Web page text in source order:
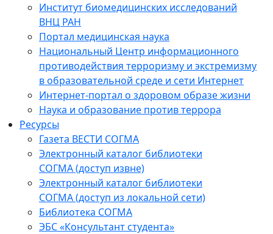
Институт биомедицинских исследований
ВНЦ РАН
Портал медицинская наука
Национальный Центр информационного
противодействия терроризму и экстремизму
в образовательной среде и сети Интернет
Интернет-портал о здоровом образе жизни
Наука и образование против террора
Ресурсы
Газета ВЕСТИ СОГМА
Электронный каталог библиотеки
СОГМА (доступ извне)
Электронный каталог библиотеки
СОГМА (доступ из локальной сети)
Библиотека СОГМА
ЭБС «Консультант студента»